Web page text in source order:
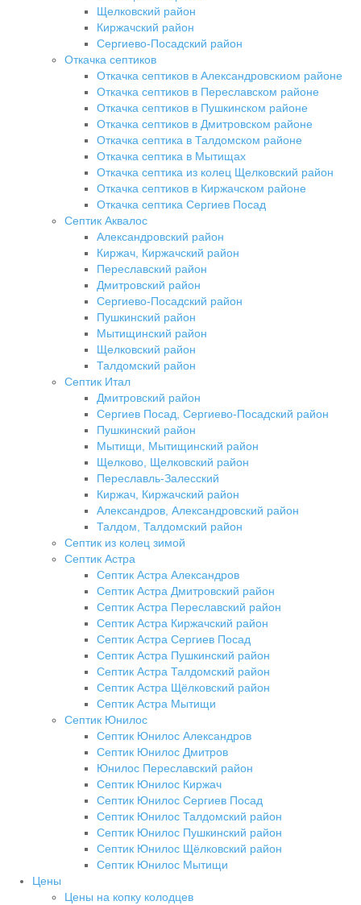
Щелковский район
Киржачский район
Сергиево-Посадский район
Откачка септиков
Откачка септиков в Александровскиом районе
Откачка септиков в Переславском районе
Откачка септиков в Пушкинском районе
Откачка септиков в Дмитровском районе
Откачка септика в Талдомском районе
Откачка септика в Мытищах
Откачка септика из колец Щелковский район
Откачка септиков в Киржачском районе
Откачка септика Сергиев Посад
Септик Аквалос
Александровский район
Киржач, Киржачский район
Переславский район
Дмитровский район
Сергиево-Посадский район
Пушкинский район
Мытищинский район
Щелковский район
Талдомский район
Септик Итал
Дмитровский район
Сергиев Посад, Сергиево-Посадский район
Пушкинский район
Мытищи, Мытищинский район
Щелково, Щелковский район
Переславль-Залесский
Киржач, Киржачский район
Александров, Александровский район
Талдом, Талдомский район
Септик из колец зимой
Септик Астра
Септик Астра Александров
Септик Астра Дмитровский район
Септик Астра Переславский район
Септик Астра Киржачский район
Септик Астра Сергиев Посад
Септик Астра Пушкинский район
Септик Астра Талдомский район
Септик Астра Щёлковский район
Септик Астра Мытищи
Септик Юнилос
Септик Юнилос Александров
Септик Юнилос Дмитров
Юнилос Переславский район
Септик Юнилос Киржач
Септик Юнилос Сергиев Посад
Септик Юнилос Талдомский район
Септик Юнилос Пушкинский район
Септик Юнилос Щёлковский район
Септик Юнилос Мытищи
Цены
Цены на копку колодцев